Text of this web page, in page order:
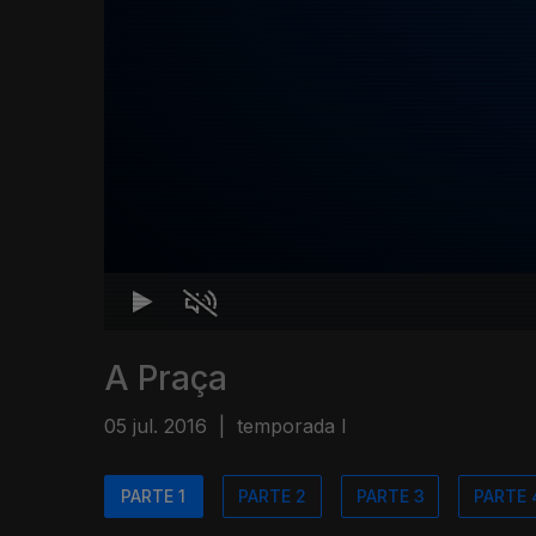
A Praça
05 jul. 2016 temporada I
PARTE 1 PARTE 2 PARTE 3 PARTE